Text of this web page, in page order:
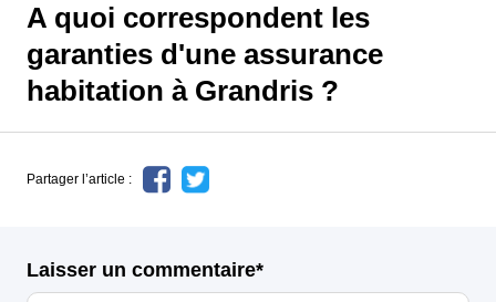
A quoi correspondent les
garanties d'une assurance
habitation à Grandris ?
Partager l’article :
Laisser un commentaire*